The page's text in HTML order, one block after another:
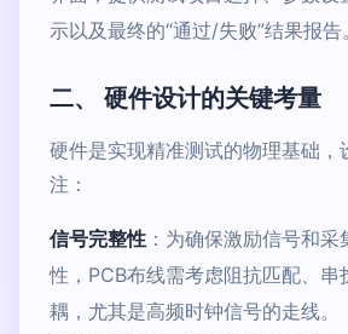
示以及最终的“通过/失败”结果报告。
二、 硬件设计的关键考量
硬件是实现精准测试的物理基础，
注：
信号完整性 ：为确保激励信号和
性，PCB布线需考虑阻抗匹配、串
耦，尤其是高频时钟信号的走线。